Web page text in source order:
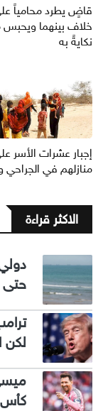
قاضٍ يطرد محامياً
خلاف بينهما ويحبس
نكايةً به
إجبار عشرات الأسر
منازلهم في
الاكثر قراءة
حتى
لكن
كأس